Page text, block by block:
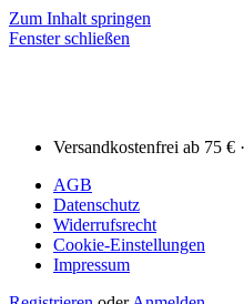
Zum Inhalt springen
Fenster schließen
Versandkostenfrei ab 75 €
AGB
Datenschutz
Widerrufsrecht
Cookie-Einstellungen
Impressum